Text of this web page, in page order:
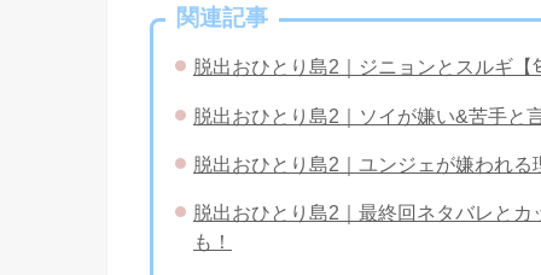
関連記事
脱出おひとり島2｜ジニョンとスルギ
脱出おひとり島2｜ソイが嫌い&苦手と
脱出おひとり島2｜ユンジェが嫌われ
脱出おひとり島2｜最終回ネタバレと
も！